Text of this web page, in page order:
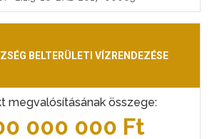
BELTERÜLETI VÍZRENDEZÉSE
megvalósításának összege:
000 000 Ft